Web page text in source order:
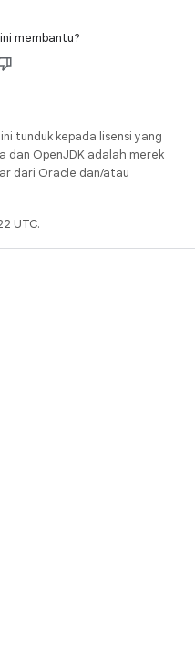
membantu?
tunduk kepada lisensi yang
dan OpenJDK adalah merek
dari Oracle dan/atau
UTC.